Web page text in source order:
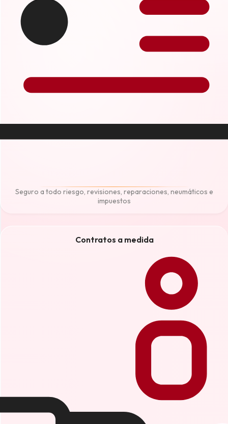
Seguro a todo riesgo, revisiones, reparaciones, neumáticos e
impuestos
Contratos a medida